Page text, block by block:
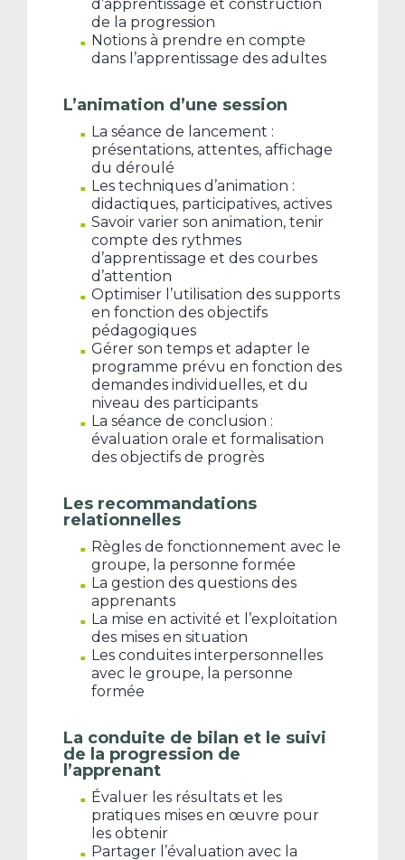
d’apprentissage et construction
de la progression
Notions à prendre en compte
dans l’apprentissage des adultes
L’animation d’une session
La séance de lancement :
présentations, attentes, affichage
du déroulé
Les techniques d’animation :
didactiques, participatives, actives
Savoir varier son animation, tenir
compte des rythmes
d’apprentissage et des courbes
d’attention
Optimiser l’utilisation des supports
en fonction des objectifs
pédagogiques
Gérer son temps et adapter le
programme prévu en fonction des
demandes individuelles, et du
niveau des participants
La séance de conclusion :
évaluation orale et formalisation
des objectifs de progrès
Les recommandations
relationnelles
Règles de fonctionnement avec le
groupe, la personne formée
La gestion des questions des
apprenants
La mise en activité et l’exploitation
des mises en situation
Les conduites interpersonnelles
avec le groupe, la personne
formée
La conduite de bilan et le suivi
de la progression de
l’apprenant
Évaluer les résultats et les
pratiques mises en œuvre pour
les obtenir
Partager l’évaluation avec la